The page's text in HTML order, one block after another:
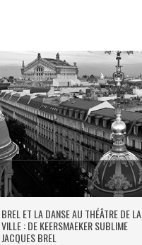
BREL ET LA DANSE AU THÉÂTRE DE LA
VILLE : DE KEERSMAEKER SUBLIME
JACQUES BREL